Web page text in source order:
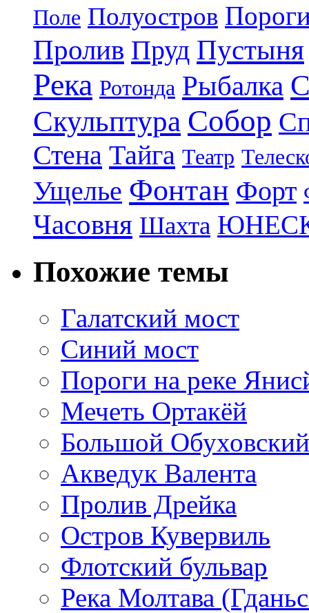
Поле Полуостров
Пролив Пруд Пустыня
Река Ротонда Рыбалка
Скульптура Собор
Стена Тайга Театр
Ущелье Фонтан Форт
Часовня Шахта
Похожие темы
Галатский мост
Синий мост
Пороги на реке
Мечеть Ортакёй
Большой
Акведук Валента
Пролив Дрейка
Остров Кувервиль
Флотский бульвар
Река Молтава